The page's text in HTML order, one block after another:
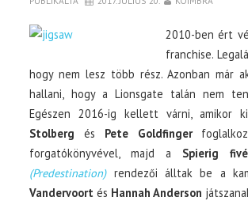
2010-ben ért
franchise.
hogy nem lesz több rész. Azonban már
hallani, hogy a Lionsgate talán nem
Egészen 2016-ig kellett várni, amikor
Stolberg és Pete Goldfinger
forgatókönyvével, majd a Spierig
(Predestination)rendezői álltak be a
Vandervoort és Hannah Anderson